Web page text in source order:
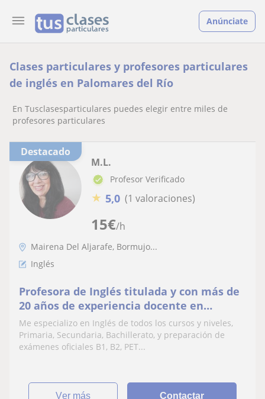
Anúnciate
Clases particulares y profesores particulares
de inglés en Palomares del Río
En Tusclasesparticulares puedes elegir entre miles de
profesores particulares
Destacado
15€/h
M.L.
Profesor Verificado
★ 5,0 (1 valoraciones)
Mairena Del Aljarafe, Bormujo...
Inglés
Profesora de Inglés titulada y con más de
20 años de experiencia docente en
Inglaterra y España. Precios económicos
Me especializo en Inglés de todos los cursos y niveles,
Primaria, Secundaria, Bachillerato, y preparación de
exámenes oficiales B1, B2, PET...
ver más Contactar